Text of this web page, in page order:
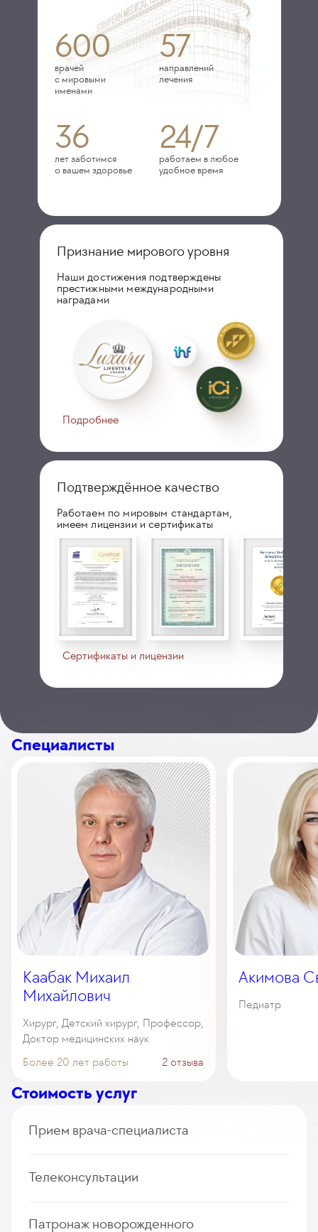
600
врачей
с мировыми
именами
57
направлений
лечения
36
лет заботимся
о вашем здоровье
24/7
работаем в любое
удобное время
Признание мирового уровня
Наши достижения подтверждены
престижными международными
наградами
Подробнее
Подтверждённое качество
Работаем по мировым стандартам,
имеем лицензии и сертификаты
Сертификаты и лицензии
Специалисты
Каабак Михаил
Михайлович
Хирург, Детский хирург, Профессор,
Доктор медицинских наук
Более 20 лет работы
2 отзыва
Акимова
Педиатр
Стоимость услуг
Прием врача-специалиста
гинеколога (первичный, повторный)
Прием (осмотр, консультация) детского врача-
Телеконсультации
(первичная, повторная)
Патронаж новорожденного